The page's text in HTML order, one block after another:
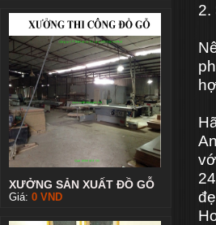
XƯỞNG SẢN XUẤT ĐỒ GỖ
Giá: 0 VND
2.